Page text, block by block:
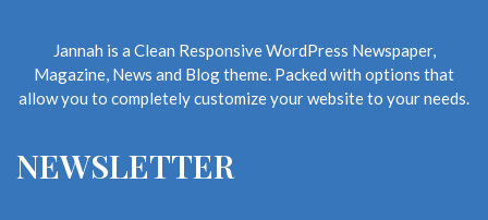
Jannah is a Clean Responsive WordPress Newspaper,
Magazine, News and Blog theme. Packed with options that
allow you to completely customize your website to your needs.
NEWSLETTER